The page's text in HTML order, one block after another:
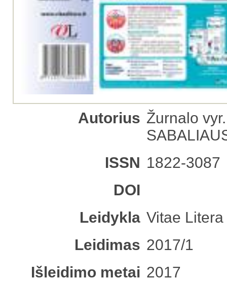
Autorius Žurnalo
ISSN 1822-3087
DOI
Leidykla Vitae
Leidimas 2017/1
Išleidimo metai 2017